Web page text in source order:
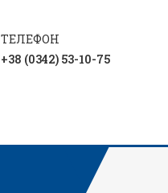
+38 (0342) 53-10-75